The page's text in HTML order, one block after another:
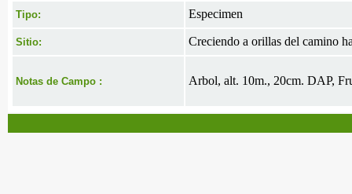
Tipo: Especimen
Sitio: Creciendo a orillas del camino
Notas de Campo : Arbol, alt. 10m., 20cm. DAP,